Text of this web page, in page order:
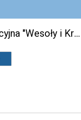
Niepubliczna Placówka Edukacyjna "Wesoły i Kreatywny Przedszkolak"